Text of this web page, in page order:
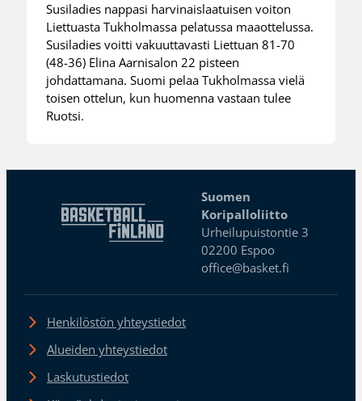
Susiladies nappasi harvinaislaatuisen voiton
Liettuasta Tukholmassa pelatussa maaottelussa.
Susiladies voitti vakuuttavasti Liettuan 81-70
(48-36) Elina Aarnisalon 22 pisteen
johdattamana. Suomi pelaa Tukholmassa vielä
toisen ottelun, kun huomenna vastaan tulee
Ruotsi.
Suomen
Koripalloliitto
Urheilupuistontie 3
02200 Espoo
office@basket.fi
Henkilöstön yhteystiedot
Alueiden yhteystiedot
Laskutustiedot